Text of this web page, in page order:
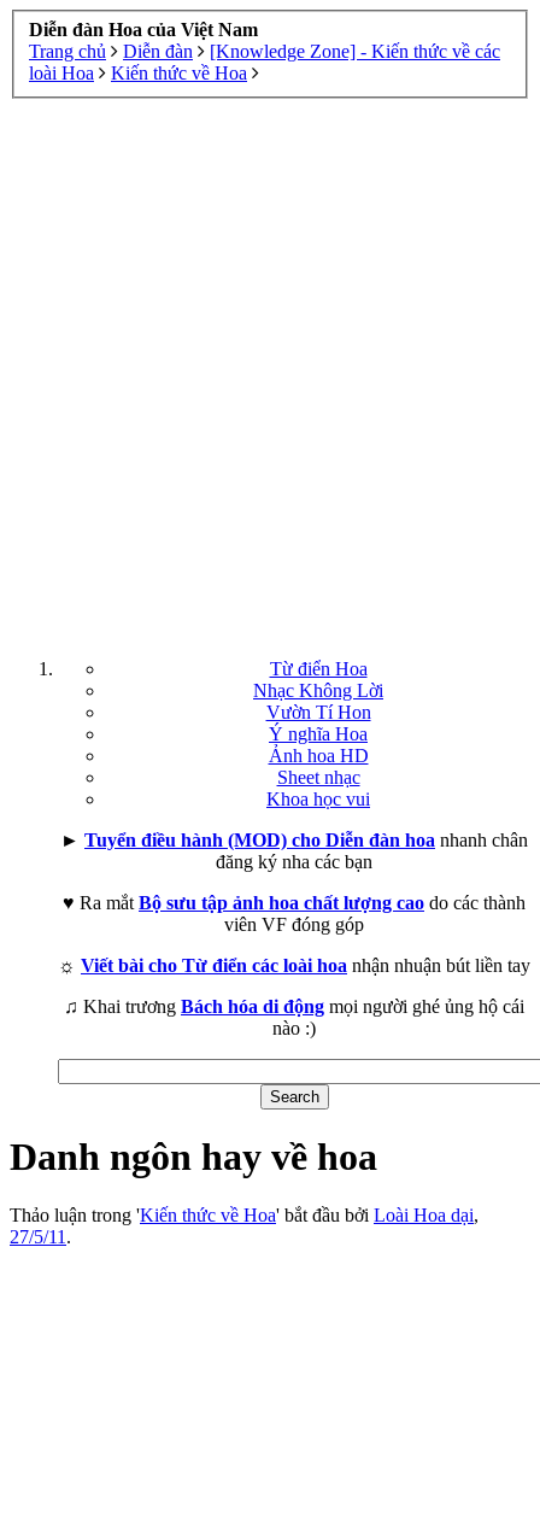
Diễn đàn Hoa của Việt Nam
Trang chủ
Diễn đàn
[Knowledge Zone] - Kiến thức về các
loài Hoa
Kiến thức về Hoa
Từ điển Hoa
Nhạc Không Lời
Vườn Tí Hon
Ý nghĩa Hoa
Ảnh hoa HD
Sheet nhạc
Khoa học vui
► Tuyển điều hành (MOD) cho Diễn đàn hoa nhanh chân
đăng ký nha các bạn
♥ Ra mắt Bộ sưu tập ảnh hoa chất lượng cao do các thành
viên VF đóng góp
☼ Viết bài cho Từ điển các loài hoa nhận nhuận bút liền tay
♫ Khai trương Bách hóa di động mọi người ghé ủng hộ cái
nào :)
Danh ngôn hay về hoa
Thảo luận trong 'Kiến thức về Hoa' bắt đầu bởi Loài Hoa dại,
27/5/11.